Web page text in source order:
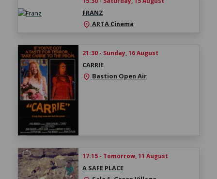
FRANZ
location_onARTA Cinema
21:30 - Sunday, 16 August
CARRIE
location_on Bastion Open Air
17:15 - Tomorrow, 11 August
A SAFE PLACE